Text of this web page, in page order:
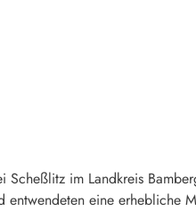
im Landkreis
eine erhebliche